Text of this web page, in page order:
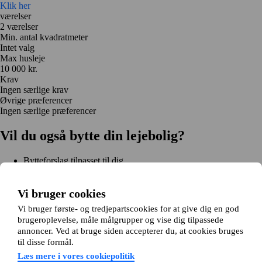
Vi bruger cookies
Vi bruger første- og tredjepartscookies for at give dig en god
brugeroplevelse, måle målgrupper og vise dig tilpassede
annoncer. Ved at bruge siden accepterer du, at cookies bruges
til disse formål.
Læs mere i vores cookiepolitik
Klik her
værelser
2 værelser
Min. antal kvadratmeter
Intet valg
Max husleje
10 000 kr.
Krav
Ingen særlige krav
Øvrige præferencer
Ingen særlige præferencer
Vil du også bytte din lejebolig?
Bytteforslag tilpasset til dig
Kom i gang gratis
Kom i gang
Kom i gang gratisSøg annoncerLog ind
Læs mere
Nyheder og tips
Om Hjembytte.dk